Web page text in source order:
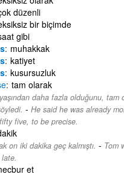
düzenli
bir biçimde
gibi
muhakkak
katiyet
kusursuzluk
tam olarak
daha fazla olduğunu, tam
- He said he was already
five, to be precise.
on iki dakika geç kalmıştı. - Tom
et